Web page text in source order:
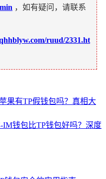
，如有疑问，请联系
ruud/2331.ht
果有TP假钱包吗？真相大
IM钱包比TP钱包好吗？深度